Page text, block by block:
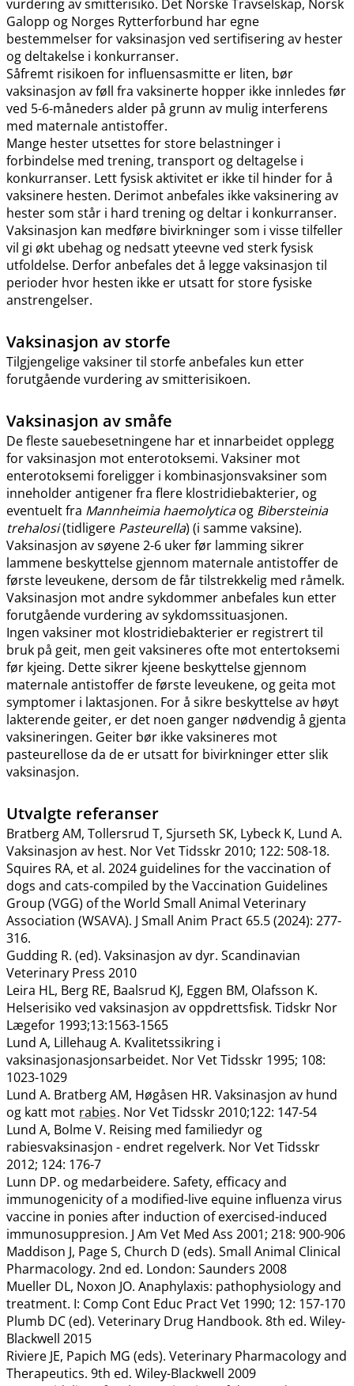
vurdering av smitterisiko. Det Norske Travselskap, Norsk
Galopp og Norges Rytterforbund har egne
bestemmelser for vaksinasjon ved sertifisering av hester
og deltakelse i konkurranser.
Såfremt risikoen for influensasmitte er liten, bør
vaksinasjon av føll fra vaksinerte hopper ikke innledes før
ved 5-6-måneders alder på grunn av mulig interferens
med maternale antistoffer.
Mange hester utsettes for store belastninger i
forbindelse med trening, transport og deltagelse i
konkurranser. Lett fysisk aktivitet er ikke til hinder for å
vaksinere hesten. Derimot anbefales ikke vaksinering av
hester som står i hard trening og deltar i konkurranser.
Vaksinasjon kan medføre bivirkninger som i visse tilfeller
vil gi økt ubehag og nedsatt yteevne ved sterk fysisk
utfoldelse. Derfor anbefales det å legge vaksinasjon til
perioder hvor hesten ikke er utsatt for store fysiske
anstrengelser.
Vaksinasjon av storfe
Tilgjengelige vaksiner til storfe anbefales kun etter
forutgående vurdering av smitterisikoen.
Vaksinasjon av småfe
De fleste sauebesetningene har et innarbeidet opplegg
for vaksinasjon mot enterotoksemi. Vaksiner mot
enterotoksemi foreligger i kombinasjonsvaksiner som
inneholder antigener fra flere klostridiebakterier, og
eventuelt fra Mannheimia haemolyticaog Bibersteinia
trehalosi(tidligere Pasteurella) (i samme vaksine).
Vaksinasjon av søyene 2-6 uker før lamming sikrer
lammene beskyttelse gjennom maternale antistoffer de
første leveukene, dersom de får tilstrekkelig med råmelk.
Vaksinasjon mot andre sykdommer anbefales kun etter
forutgående vurdering av sykdomssituasjonen.
Ingen vaksiner mot klostridiebakterier er registrert til
bruk på geit, men geit vaksineres ofte mot entertoksemi
før kjeing. Dette sikrer kjeene beskyttelse gjennom
maternale antistoffer de første leveukene, og geita mot
symptomer i laktasjonen. For å sikre beskyttelse av høyt
lakterende geiter, er det noen ganger nødvendig å gjenta
vaksineringen. Geiter bør ikke vaksineres mot
pasteurellose da de er utsatt for bivirkninger etter slik
vaksinasjon.
Utvalgte referanser
Bratberg AM, Tollersrud T, Sjurseth SK, Lybeck K, Lund A.
Vaksinasjon av hest. Nor Vet Tidsskr 2010; 122: 508-18.
Squires RA, et al. 2024 guidelines for the vaccination of
dogs and cats-compiled by the Vaccination Guidelines
Group (VGG) of the World Small Animal Veterinary
Association (WSAVA). J Small Anim Pract 65.5 (2024): 277-
316.
Gudding R. (ed). Vaksinasjon av dyr. Scandinavian
Veterinary Press 2010
Leira HL, Berg RE, Baalsrud KJ, Eggen BM, Olafsson K.
Helserisiko ved vaksinasjon av oppdrettsfisk. Tidskr Nor
Lægefor 1993;13:1563-1565
Lund A, Lillehaug A. Kvalitetssikring i
vaksinasjonasjonsarbeidet. Nor Vet Tidsskr 1995; 108:
1023-1029
Lund A. Bratberg AM, Høgåsen HR. Vaksinasjon av hund
og katt mot rabies. Nor Vet Tidsskr 2010;122: 147-54
Lund A, Bolme V. Reising med familiedyr og
rabiesvaksinasjon - endret regelverk. Nor Vet Tidsskr
2012; 124: 176-7
Lunn DP. og medarbeidere. Safety, efficacy and
immunogenicity of a modified-live equine influenza virus
vaccine in ponies after induction of exercised-induced
immunosuppresion. J Am Vet Med Ass 2001; 218: 900-906
Maddison J, Page S, Church D (eds). Small Animal Clinical
Pharmacology. 2nd ed. London: Saunders 2008
Mueller DL, Noxon JO. Anaphylaxis: pathophysiology and
treatment. I: Comp Cont Educ Pract Vet 1990; 12: 157-170
Plumb DC (ed). Veterinary Drug Handbook. 8th ed. Wiley-
Blackwell 2015
Riviere JE, Papich MG (eds). Veterinary Pharmacology and
Therapeutics. 9th ed. Wiley-Blackwell 2009